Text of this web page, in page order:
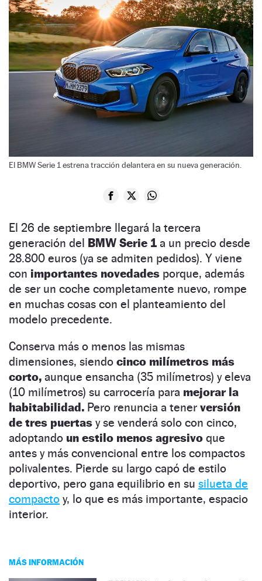
El BMW Serie 1 estrena tracción delantera en su nueva generación.
El 26 de septiembre llegará la tercera
generación del BMW Serie 1 a un precio desde
28.800 euros (ya se admiten pedidos). Y viene
con importantes novedades porque, además
de ser un coche completamente nuevo, rompe
en muchas cosas con el planteamiento del
modelo precedente.
Conserva más o menos las mismas
dimensiones, siendo cinco milímetros más
corto, aunque ensancha (35 milímetros) y eleva
(10 milímetros) su carrocería para mejorar la
habitabilidad. Pero renuncia a tener versión
de tres puertas y se venderá solo con cinco,
adoptando un estilo menos agresivo que
antes y más convencional entre los compactos
polivalentes. Pierde su largo capó de estilo
deportivo, pero gana equilibrio en su silueta de
compacto y, lo que es más importante, espacio
interior.
MÁS INFORMACIÓN